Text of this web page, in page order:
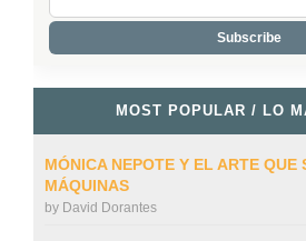
MOST POPULAR / LO
MÓNICA NEPOTE Y EL ARTE QUE
MÁQUINAS
by David Dorantes